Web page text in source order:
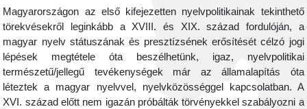
Magyarországon az első kifejezetten nyelvpolitikainak tekinthető
törekvésekről leginkább a XVIII. és XIX. század fordulóján, a
magyar nyelv státuszának és presztízsének erősítését célzó jogi
lépések megtétele óta beszélhetünk, igaz, nyelvpolitikai
természetű/jellegű tevékenységek már az államalapítás óta
léteztek a magyar nyelvvel, nyelvközösséggel kapcsolatban. A
XVI. század előtt nem igazán próbálták törvényekkel szabályozni a